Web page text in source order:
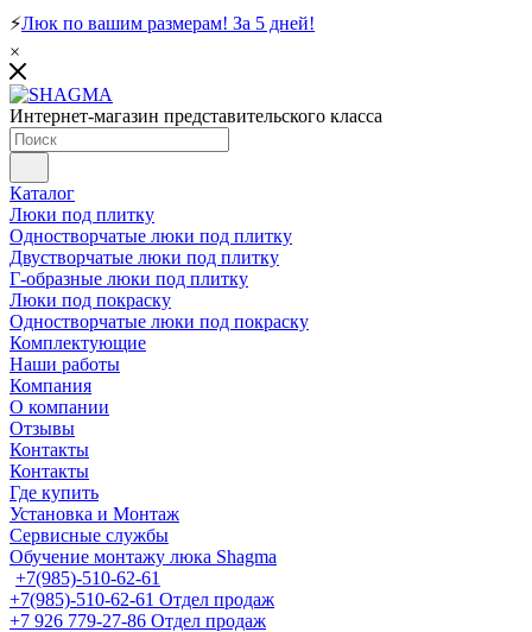
⚡Люк по вашим размерам! За 5 дней!
×
Интернет-магазин представительского класса
Каталог
Люки под плитку
Одностворчатые люки под плитку
Двустворчатые люки под плитку
Г-образные люки под плитку
Люки под покраску
Одностворчатые люки под покраску
Комплектующие
Наши работы
Компания
О компании
Отзывы
Контакты
Контакты
Где купить
Установка и Монтаж
Сервисные службы
Обучение монтажу люка Shagma
+7(985)-510-62-61
+7(985)-510-62-61 Отдел продаж
‪+7 926 779-27-86‬ Отдел продаж